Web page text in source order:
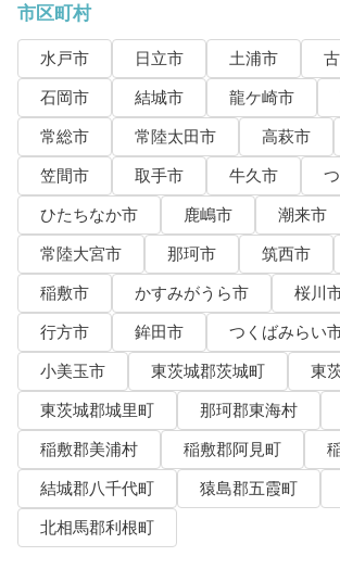
市区町村
水戸市 日立市 土浦市
石岡市
結城市 龍ケ崎市
常総市
常陸太田市 高萩市
笠間市
取手市 牛久市
ひたちなか市
鹿嶋市 潮来市
常陸大宮市
那珂市 筑西市
稲敷市
かすみがうら市 桜川
行方市
鉾田市
つくばみらい
小美玉市
東茨城郡茨城町
東
東茨城郡城里町
那珂郡東海村
稲敷郡美浦村
稲敷郡阿見町
結城郡八千代町
猿島郡五霞町
北相馬郡利根町